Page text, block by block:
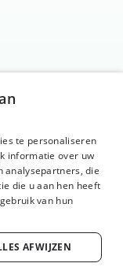
te personaliseren
informatie over uw
analysepartners, die
die u aan hen heeft
van hun
AFWIJZEN